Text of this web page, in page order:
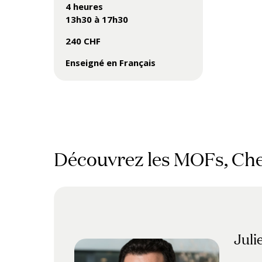
4 heures
13h30 à 17h30
240 CHF
Enseigné en Français
Découvrez les MOFs,